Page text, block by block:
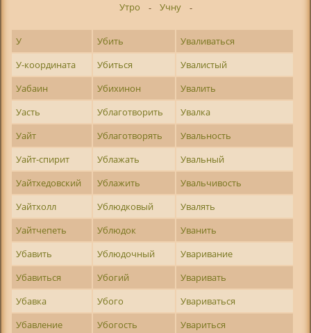
Утро
- Учну -
У Убить
Уваливаться
У-координата
Убиться
Увалистый
Уабаин
Убихинон
Увалить
Уасть
Ублаготворить
Увалка
Уайт
Ублаготворять
Увальность
Уайт-спирит
Ублажать
Увальный
Уайтхедовский
Ублажить
Увальчивость
Уайтхолл
Ублюдковый
Увалять
Уайтчепеть
Ублюдок
Уванить
Убавить
Ублюдочный
Уваривание
Убавиться
Убогий
Уваривать
Убавка
Убого
Увариваться
Убавление
Убогость
Увариться